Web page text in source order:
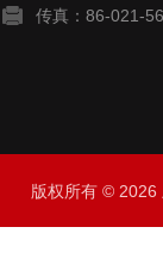
传真：86-021-
版权所有 ©